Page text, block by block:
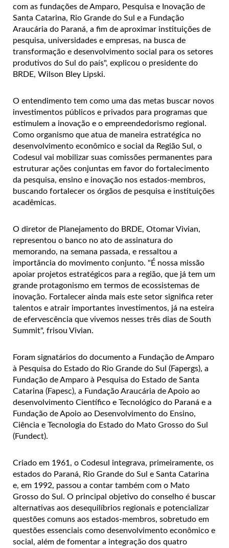
com as fundações de Amparo, Pesquisa e Inovação de
Santa Catarina, Rio Grande do Sul e a Fundação
Araucária do Paraná, a fim de aproximar instituições de
pesquisa, universidades e empresas, na busca de
transformação e desenvolvimento social para os setores
produtivos do Sul do país", explicou o presidente do
BRDE, Wilson Bley Lipski.
O entendimento tem como uma das metas buscar novos
investimentos públicos e privados para programas que
estimulem a inovação e o empreendedorismo regional.
Como organismo que atua de maneira estratégica no
desenvolvimento econômico e social da Região Sul, o
Codesul vai mobilizar suas comissões permanentes para
estruturar ações conjuntas em favor do fortalecimento
da pesquisa, ensino e inovação nos estados-membros,
buscando fortalecer os órgãos de pesquisa e instituições
acadêmicas.
O diretor de Planejamento do BRDE, Otomar Vivian,
representou o banco no ato de assinatura do
memorando, na semana passada, e ressaltou a
importância do movimento conjunto. "É nossa missão
apoiar projetos estratégicos para a região, que já tem um
grande protagonismo em termos de ecossistemas de
inovação. Fortalecer ainda mais este setor significa reter
talentos e atrair importantes investimentos, já na esteira
de efervescência que vivemos nesses três dias de South
Summit", frisou Vivian.
Foram signatários do documento a Fundação de Amparo
à Pesquisa do Estado do Rio Grande do Sul (Fapergs), a
Fundação de Amparo à Pesquisa do Estado de Santa
Catarina (Fapesc), a Fundação Araucária de Apoio ao
desenvolvimento Científico e Tecnológico do Paraná e a
Fundação de Apoio ao Desenvolvimento do Ensino,
Ciência e Tecnologia do Estado do Mato Grosso do Sul
(Fundect).
Criado em 1961, o Codesul integrava, primeiramente, os
estados do Paraná, Rio Grande do Sul e Santa Catarina
e, em 1992, passou a contar também com o Mato
Grosso do Sul. O principal objetivo do conselho é buscar
alternativas aos desequilíbrios regionais e potencializar
questões comuns aos estados-membros, sobretudo em
questões essenciais como desenvolvimento econômico e
social, além de fomentar a integração dos quatro